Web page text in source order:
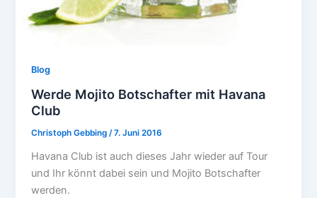
Blog
Werde Mojito Botschafter mit Havana
Club
Christoph Gebbing/7. Juni 2016
Havana Club ist auch dieses Jahr wieder auf Tour
und Ihr könnt dabei sein und Mojito Botschafter
werden.